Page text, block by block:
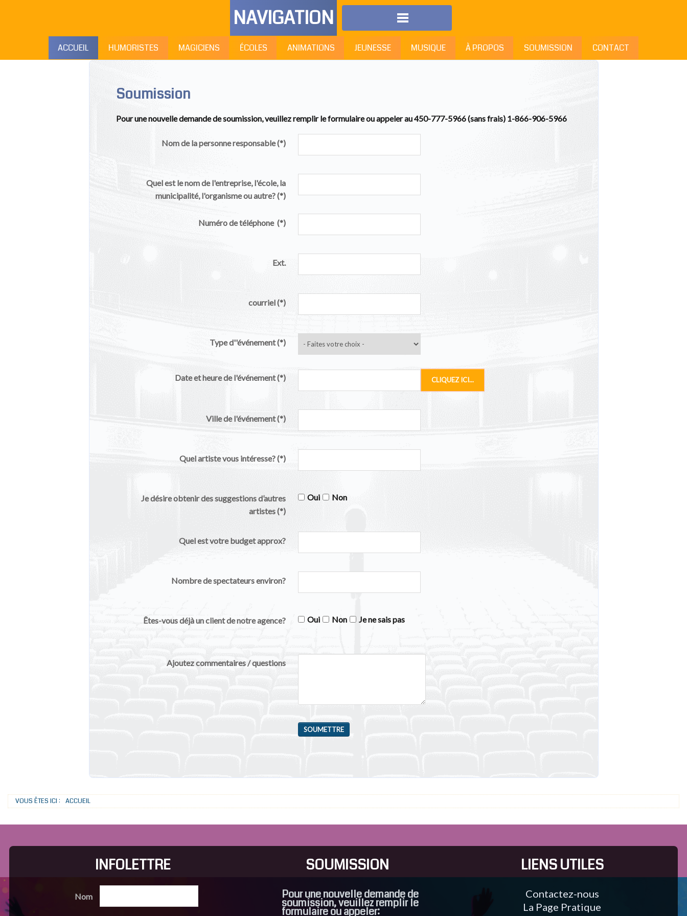
NAVIGATION
ACCUEIL HUMORISTES MAGICIENS ÉCOLES ANIMATIONS JEUNESSE MUSIQUE À PROPOS SOUMISSION CONTACT
Soumission
Pour une nouvelle demande de soumission, veuillez remplir le formulaire ou appeler au 450-777-5966 (sans frais) 1-866-906-5966
Nom de la personne responsable(*)
Quel est le nom de l'entreprise, l'école, la
municipalité, l'organisme ou autre?(*)
Numéro de téléphone (*)
Ext.
courriel(*)
Type d''événement(*)
Date et heure de l'événement(*) CLIQUEZ ICI...
Ville de l'événement(*)
Quel artiste vous intéresse?(*)
Je désire obtenir des suggestions d’autres
artistes(*)
Oui Non
Quel est votre budget approx?
Nombre de spectateurs environ?
Êtes-vous déjà un client de notre agence? Oui Non Je ne sais pas
Ajoutez commentaires / questions
SOUMETTRE
VOUS ÊTES ICI : ACCUEIL
INFOLETTRE
Nom
SOUMISSION
Pour une nouvelle demande de
soumission, veuillez remplir le
formulaire ou appeler:
LIENS UTILES
Contactez-nous
La Page Pratique